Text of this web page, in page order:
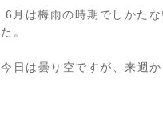
6月は梅雨の時期でしかた
た。
今日は曇り空ですが、来週